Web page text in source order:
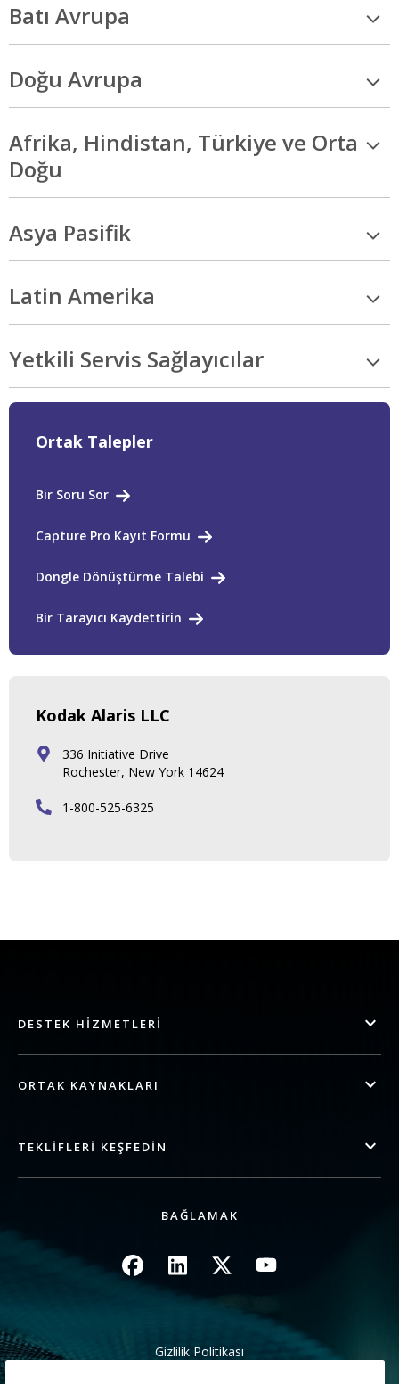
Batı Avrupa
Doğu Avrupa
Afrika, Hindistan, Türkiye ve Orta
Doğu
Asya Pasifik
Latin Amerika
Yetkili Servis Sağlayıcılar
Ortak Talepler
Bir Soru Sor
Capture Pro Kayıt Formu
Dongle Dönüştürme Talebi
Bir Tarayıcı Kaydettirin
Kodak Alaris LLC
336 Initiative Drive
Rochester, New York 14624
1-800-525-6325
DESTEK HIZMETLERI
ORTAK KAYNAKLARI
TEKLIFLERI KEŞFEDIN
BAĞLAMAK
Resim Resim Resim Resim
Gizlilik Politikası